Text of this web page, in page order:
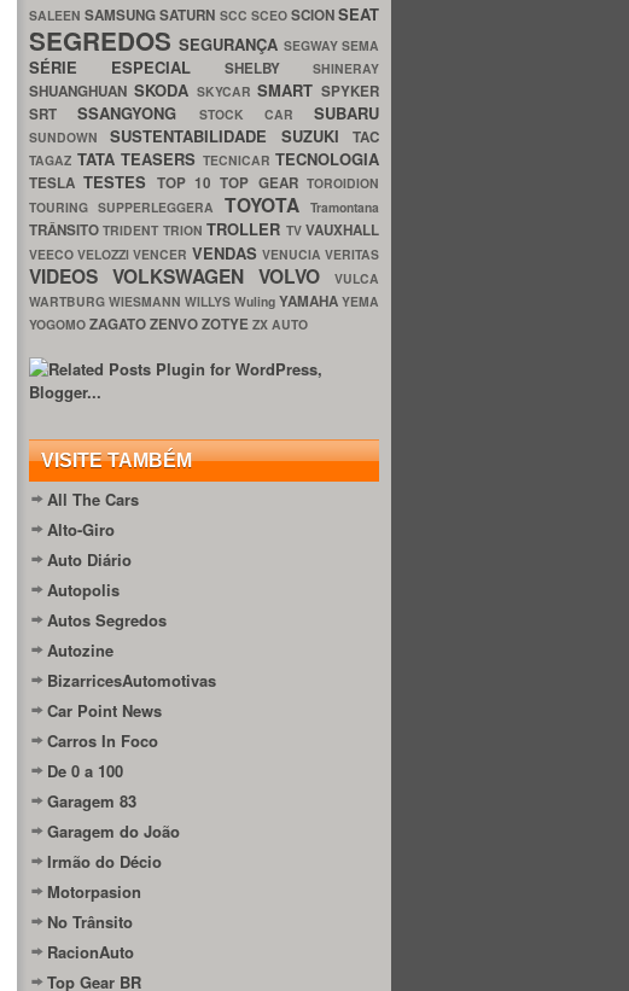
SALEENSAMSUNGSATURN SCC SCEO SCIONSEAT
SEGREDOSSEGURANÇA SEGWAYSEMA
SÉRIE ESPECIAL SHELBY SHINERAY
SHUANGHUAN SKODA SKYCARSMART SPYKER
SRTSSANGYONG STOCK CAR SUBARU
SUNDOWNSUSTENTABILIDADE SUZUKITAC
TAGAZ TATA TEASERS TECNICAR TECNOLOGIA
TESLATESTES TOP 10TOP GEARTOROIDION
TOURING SUPPERLEGGERA TOYOTATramontana
TRÂNSITOTRIDENT TRIONTROLLER TVVAUXHALL
VEECOVELOZZIVENCER VENDAS VENUCIAVERITAS
VIDEOS VOLKSWAGEN VOLVO
VULCA
WARTBURG WIESMANN WILLYS Wuling YAMAHA YEMA
YOGOMO ZAGATOZENVOZOTYE ZX AUTO
VISITE TAMBÉM
All The Cars
Alto-Giro
Auto Diário
Autopolis
Autos Segredos
Autozine
BizarricesAutomotivas
Car Point News
Carros In Foco
De 0 a 100
Garagem 83
Garagem do João
Irmão do Décio
Motorpasion
No Trânsito
RacionAuto
Top Gear BR